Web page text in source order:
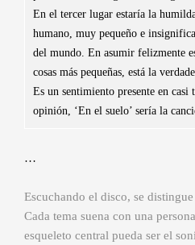
En el tercer lugar estaría la
humano, muy pequeño e
del mundo. En asumir felizmente
cosas más pequeñas, está la
Es un sentimiento presente en
opinión, ‘En el suelo’ sería la
…
Escuchando el disco, se
Cada tema suena con una
esqueleto central pueda ser el